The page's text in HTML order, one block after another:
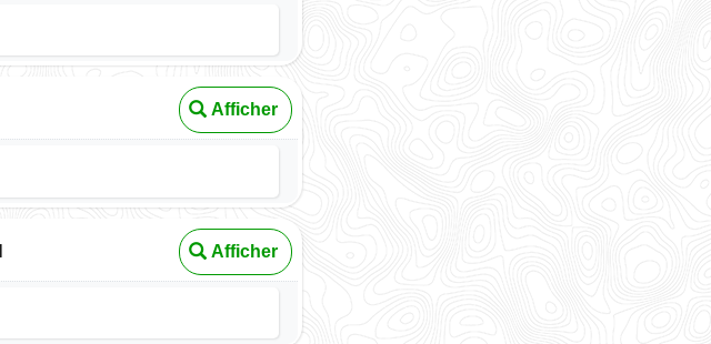
Afficher
Afficher